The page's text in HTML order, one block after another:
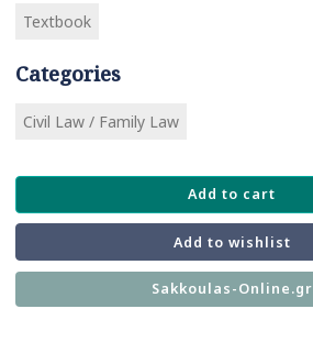
Textbook
Categories
Civil Law / Family Law
Add to cart
Add to wishlist
Sakkoulas-Online.gr